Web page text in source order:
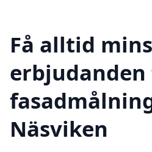
Få alltid
Näsviken